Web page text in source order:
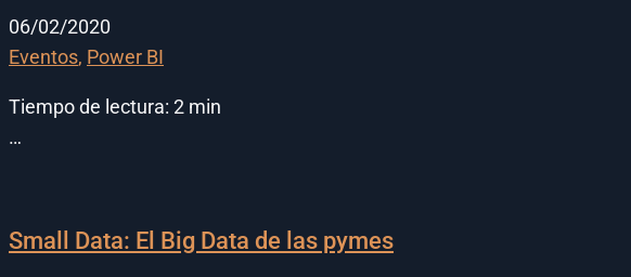
06/02/2020
Eventos, Power BI
Tiempo de lectura: 2 min
…
Small Data: El Big Data de las pymes